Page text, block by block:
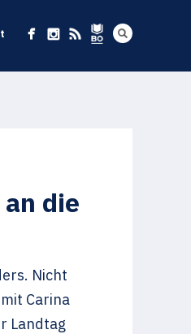
die
Nicht
Carina
Landtag